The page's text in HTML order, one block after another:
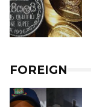
FOREIGN